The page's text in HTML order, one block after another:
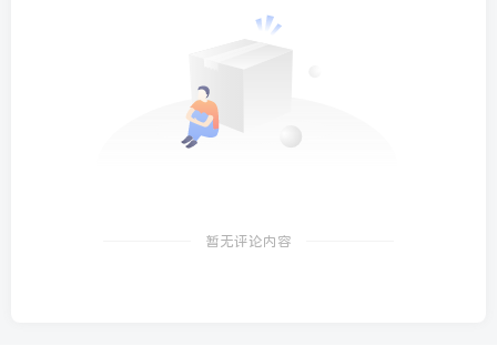
暂无评论内容